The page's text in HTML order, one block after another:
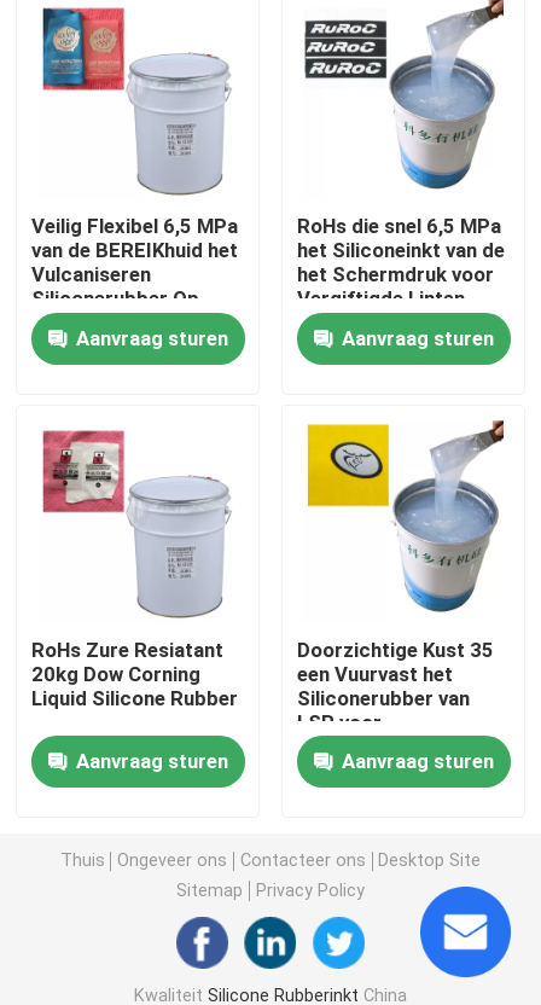
Kwaliteitscontrole
Contacteer ons
Verzoek om een Citaat
Silicone Rubberinkt
In reliëf makende Siliconeinkt
Vloeibaar Vormend Silicone
Sokkensilicone
De Drukinkt van de hitteoverdracht
Silicone Gebaseerde Deklaag
Elektrisch Geleidend Siliconerubber
Veilig Flexibel 6,5 MPa
van de BEREIKhuid het
Vulcaniseren
Siliconerubber Op
hoge temperatuur
Aanvraag sturen
RoHs die snel 6,5 MPa
het Siliconeinkt van de
het Schermdruk voor
Vergiftigde Linten
genezen
Aanvraag sturen
RoHs Zure Resiatant
20kg Dow Corning
Liquid Silicone Rubber
Aanvraag sturen
Doorzichtige Kust 35
een Vuurvast het
Siliconerubber van
LSR voor
Kleurendeklaag
Aanvraag sturen
Thuis Ongeveer ons Contacteer ons
Desktop Site
Sitemap
Privacy Policy
Kwaliteit Silicone Rubberinkt China